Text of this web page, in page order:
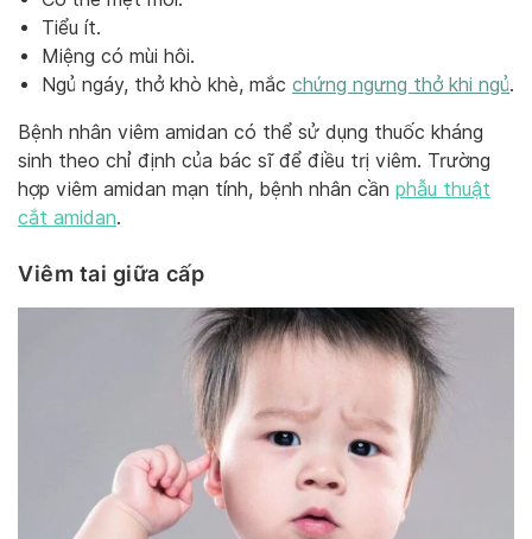
Tiểu ít.
Miệng có mùi hôi.
Ngủ ngáy, thở khò khè, mắc chứng ngưng thở khi ngủ.
Bệnh nhân viêm amidan có thể sử dụng thuốc kháng
sinh theo chỉ định của bác sĩ để điều trị viêm. Trường
hợp viêm amidan mạn tính, bệnh nhân cần phẫu thuật
cắt amidan.
Viêm tai giữa cấp